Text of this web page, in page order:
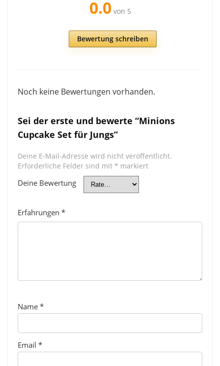
0.0 von 5
Bewertung schreiben
Noch keine Bewertungen vorhanden.
Sei der erste und bewerte “Minions
Cupcake Set für Jungs”
Deine E-Mail-Adresse wird nicht veröffentlicht.
Erforderliche Felder sind mit * markiert
Deine Bewertung
Erfahrungen *
Name *
Email *